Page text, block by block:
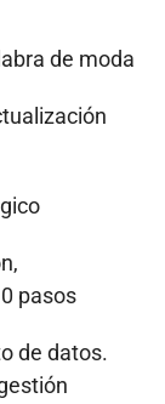
de moda
pasos
de datos.